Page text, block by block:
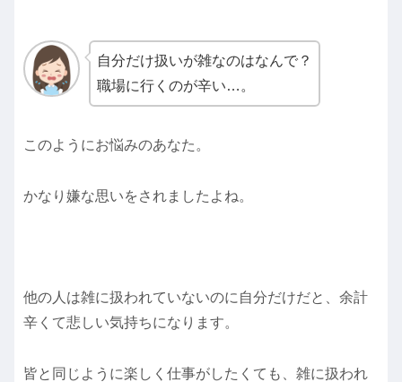
自分だけ扱いが雑なのはなんで？
職場に行くのが辛い…。
このようにお悩みのあなた。
かなり嫌な思いをされましたよね。
他の人は雑に扱われていないのに自分だけだと、余計
辛くて悲しい気持ちになります。
皆と同じように楽しく仕事がしたくても、雑に扱われ